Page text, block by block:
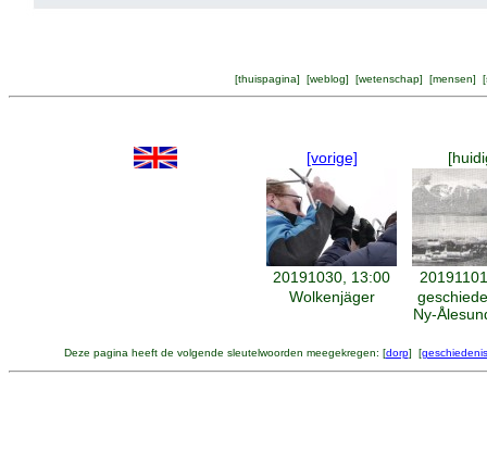
[thuispagina] [weblog] [wetenschap] [mensen] [
[vorige]
20191030, 13:00
Wolkenjäger
Ny-
Deze pagina heeft de volgende sleutelwoorden meegekregen: [dorp] [geschiedenis